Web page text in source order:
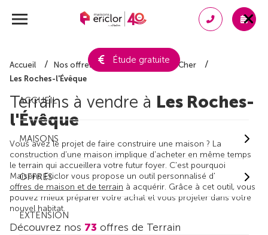
Étude gratuite
ACCUEIL
MAISONS
OFFRES
EXTENSION
Accueil Nos offres de terrain
Loir-et-Cher
Les Roches-l'Évêque
Terrains à vendre à Les Roches-
l'Évêque
Vous avez le projet de faire construire une maison ? La
construction d'une maison implique d'acheter en même temps
le terrain qui accueillera votre futur foyer. C'est pourquoi
Maisons Ericlor vous propose un outil personnalisé d'
offres de maison et de terrain à acquérir. Grâce à cet outil, vous
pouvez mieux préparer votre achat et vous projeter dans votre
nouvel habitat.
Découvrez nos 73 offres de Terrain